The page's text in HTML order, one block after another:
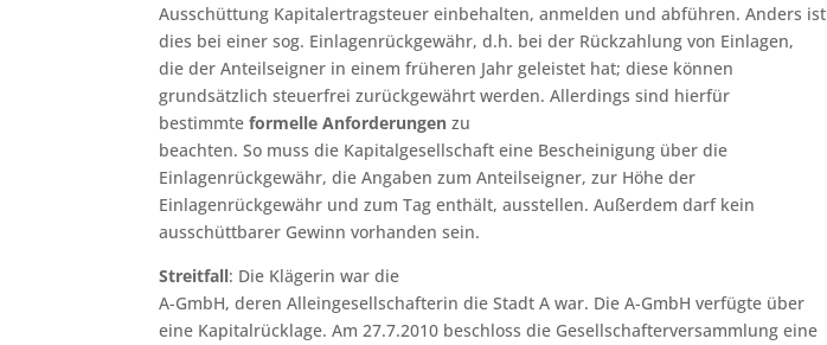
Ausschüttung Kapitalertragsteuer einbehalten, anmelden und abführen. Anders ist
dies bei einer sog. Einlagenrückgewähr, d.h. bei der Rückzahlung von Einlagen,
die der Anteilseigner in einem früheren Jahr geleistet hat; diese können
grundsätzlich steuerfrei zurückgewährt werden. Allerdings sind hierfür
bestimmteformelle Anforderungen zu
beachten. So muss die Kapitalgesellschaft eine Bescheinigung über die
Einlagenrückgewähr, die Angaben zum Anteilseigner, zur Höhe der
Einlagenrückgewähr und zum Tag enthält, ausstellen. Außerdem darf kein
ausschüttbarer Gewinn vorhanden sein.
Streitfall: Die Klägerin war die
A-GmbH, deren Alleingesellschafterin die Stadt A war. Die A-GmbH verfügte über
eine Kapitalrücklage. Am 27.7.2010 beschloss die Gesellschafterversammlung eine